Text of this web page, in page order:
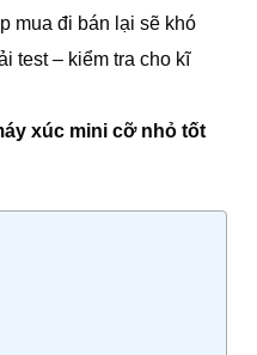
mua đi bán lại sẽ khó
test – kiểm tra cho kĩ
xúc mini cỡ nhỏ tốt